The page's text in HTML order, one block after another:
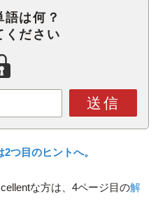
は何？
ください
送信
つ目のヒントへ。
な方は、4ページ目の解